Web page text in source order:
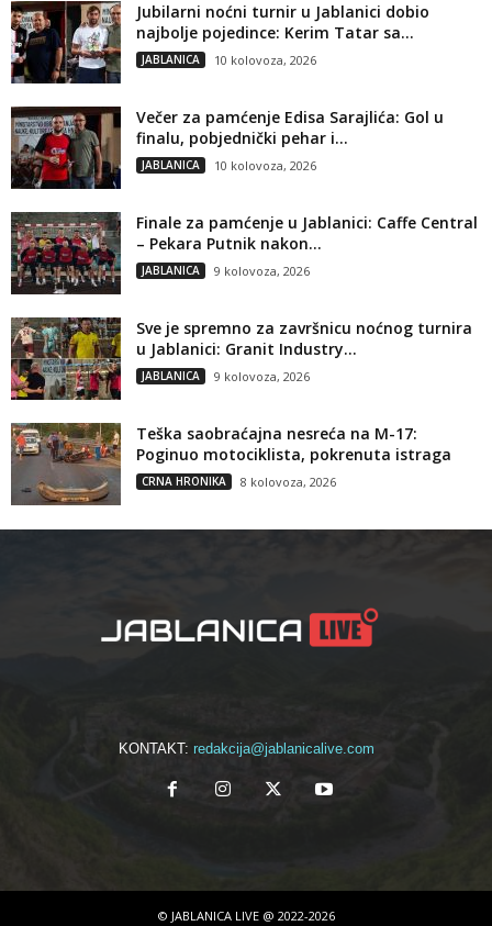
Jubilarni noćni turnir u Jablanici dobio
najbolje pojedince: Kerim Tatar sa...
JABLANICA 10 kolovoza, 2026
Večer za pamćenje Edisa Sarajlića: Gol u
finalu, pobjednički pehar i...
JABLANICA 10 kolovoza, 2026
Finale za pamćenje u Jablanici: Caffe Central
– Pekara Putnik nakon...
JABLANICA 9 kolovoza, 2026
Sve je spremno za završnicu noćnog turnira
u Jablanici: Granit Industry...
JABLANICA 9 kolovoza, 2026
Teška saobraćajna nesreća na M-17:
Poginuo motociklista, pokrenuta istraga
CRNA HRONIKA 8 kolovoza, 2026
KONTAKT: redakcija@jablanicalive.com
© JABLANICA LIVE @ 2022-2026